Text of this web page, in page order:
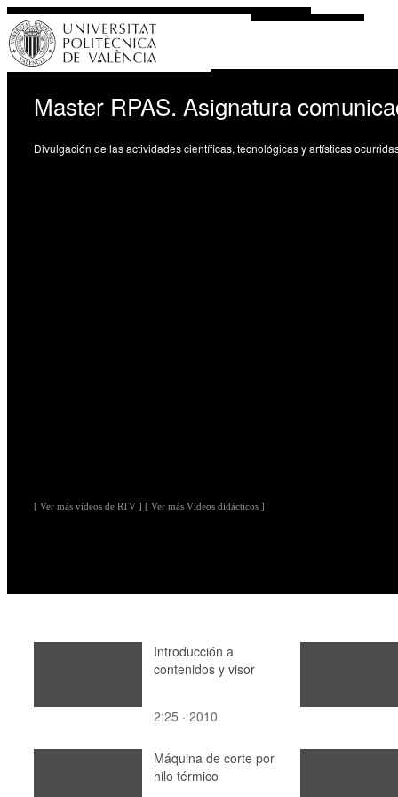
Master RPAS. Asignatura
Divulgación de las actividades científicas, tecnológicas y artísticas
[ Ver más vídeos de RTV ] [ Ver más Vídeos didácticos ]
Introducción a
contenidos y visor
2:25 · 2010
Máquina de corte por
hilo térmico